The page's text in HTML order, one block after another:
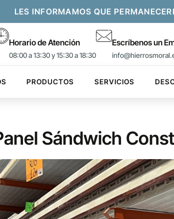
LES INFORMAMOS QUE
Horario de Atención
08:00 a 13:30 y 15:30 a 18:30
Escríbenos un
PRODUCTOS SERVICIOS
Sándwich